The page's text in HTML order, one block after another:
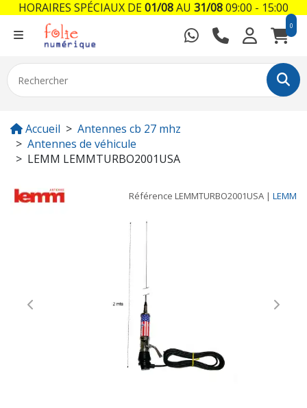
0
Accueil
Antennes cb 27 mhz
Antennes de véhicule
LEMM LEMMTURBO2001USA
Référence LEMMTURBO2001USA | LEMM
Previous Next
HORAIRES SPÉCIAUX DE01/08AU 31/0809:00 - 15:00